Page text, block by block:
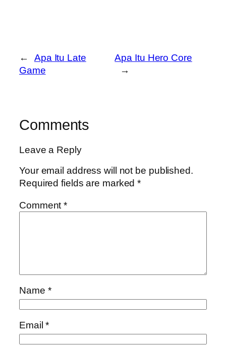
←
Apa Itu Late
Game
Apa Itu Hero Core
→
Comments
Leave a Reply
Your email address will not be published.
Required fields are marked*
Comment*
Name *
Email*